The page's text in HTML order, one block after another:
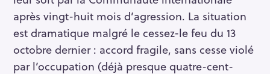
après vingt-huit mois d’agression. La situation
est dramatique malgré le cessez-le feu du 13
octobre dernier : accord fragile, sans cesse violé
par l’occupation (déjà presque quatre-cent-